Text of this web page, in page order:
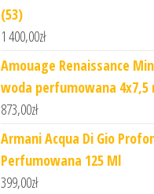
(53)
1 400,00zł
Amouage Renaissance
woda perfumowana 4x7,5
873,00zł
Armani Acqua Di Gio
Perfumowana 125 Ml
399,00zł